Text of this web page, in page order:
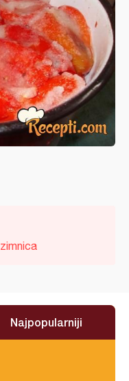
zimnica
Najpopularniji